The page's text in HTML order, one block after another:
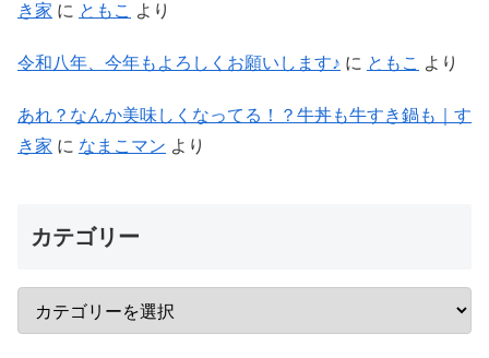
き家 に ともこ より
令和八年、今年もよろしくお願いします♪ に ともこ より
あれ？なんか美味しくなってる！？牛丼も牛すき鍋も｜す
き家 に なまこマン より
カテゴリー